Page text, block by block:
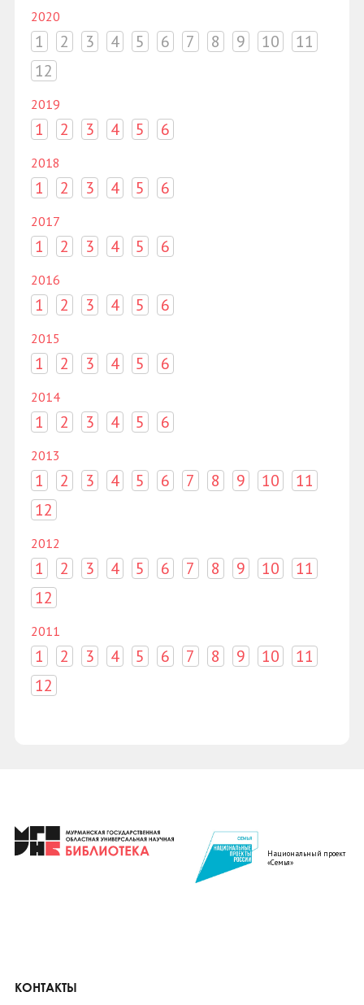
2020
1 2 3 4 5 6 7 8 9 10
11
12
2019
1 2 3 4 5 6
2018
1 2 3 4 5 6
2017
1 2 3 4 5 6
2016
1 2 3 4 5 6
2015
1 2 3 4 5 6
2014
1 2 3 4 5 6
2013
1 2 3 4 5 6 7 8 9 10
11
12
2012
1 2 3 4 5 6 7 8 9 10
11
12
2011
1 2 3 4 5 6 7 8 9 10
11
12
Национальный проект
«Семья»
КОНТАКТЫ